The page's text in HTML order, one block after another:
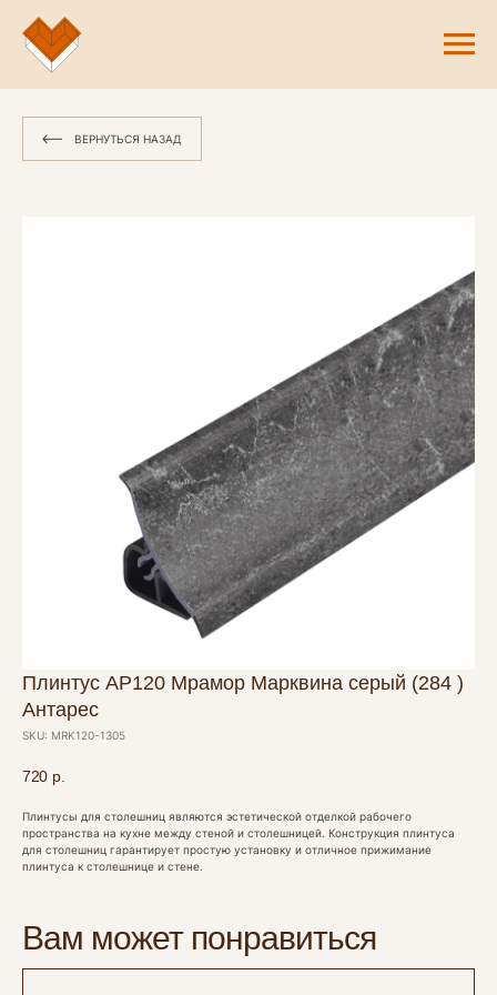
ВЕРНУТЬСЯ НАЗАД
Плинтус AP120 Мрамор Марквина серый (284 )
Антарес
SKU: MRK120-1305
720 р.
Плинтусы для столешниц являются эстетической отделкой рабочего
пространства на кухне между стеной и столешницей. Конструкция плинтуса
для столешниц гарантирует простую установку и отличное прижимание
плинтуса к столешнице и стене.
Вам может понравиться